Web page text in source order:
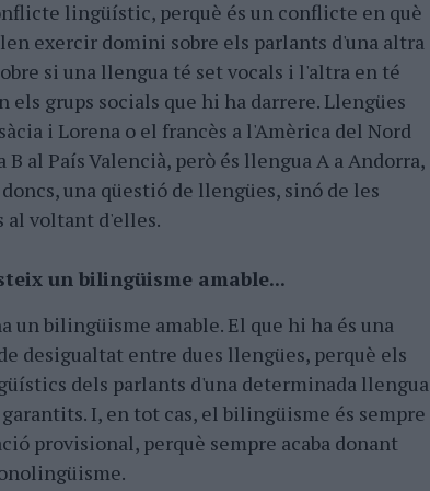
lingüístic, perquè és un conflicte en què
exercir domini sobre els parlants d'una altra
si una llengua té set vocals i l'altra en té
grups socials que hi ha darrere. Llengües
i Lorena o el francès a l'Amèrica del Nord
al País Valencià, però és llengua A a Andorra,
una qüestió de llengües, sinó de les
al voltant d'elles.
un bilingüisme amable...
un bilingüisme amable. El que hi ha és una
desigualtat entre dues llengües, perquè els
dels parlants d'una determinada llengua
I, en tot cas, el bilingüisme és sempre
provisional, perquè sempre acaba donant